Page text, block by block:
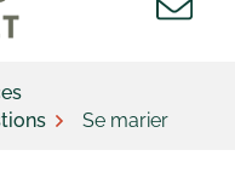
Se marier